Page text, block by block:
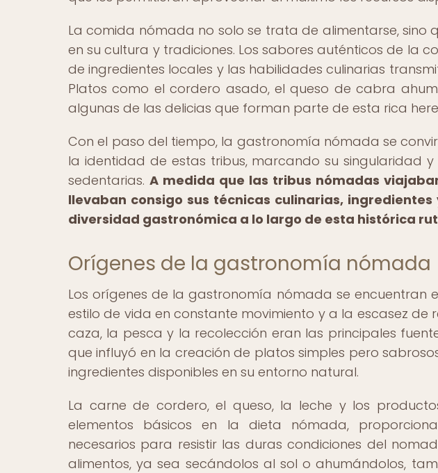
La comida nómada no solo se trata de alimentarse, sino
en su cultura y tradiciones. Los sabores auténticos de la
de ingredientes locales y las habilidades culinarias
Platos como el cordero asado, el queso de cabra
algunas de las delicias que forman parte de esta rica
Con el paso del tiempo, la gastronomía nómada se
la identidad de estas tribus, marcando su singularidad
sedentarias.A medida que las tribus nómadas
llevaban consigo sus técnicas culinarias,
diversidad gastronómica a lo largo de esta histórica
Orígenes de la gastronomía nómada
Los orígenes de la gastronomía nómada se encuentran
estilo de vida en constante movimiento y a la escasez de
caza, la pesca y la recolección eran las principales
que influyó en la creación de platos simples pero
ingredientes disponibles en su entorno natural.
La carne de cordero, el queso, la leche y los
elementos básicos en la dieta nómada,
necesarios para resistir las duras condiciones del
alimentos, ya sea secándolos al sol o ahumándolos,